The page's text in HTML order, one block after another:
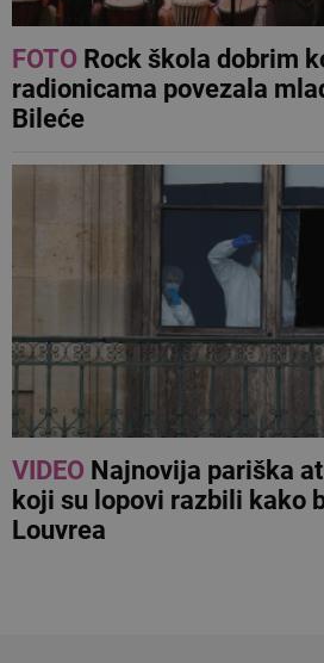
FOTORock škola dobrim
radionicama povezala
Bileće
VIDEONajnovija pariška
koji su lopovi razbili kako
Louvrea